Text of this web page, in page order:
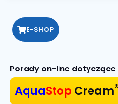
E-SHOP
Porady on-line
AquaStop Cream®